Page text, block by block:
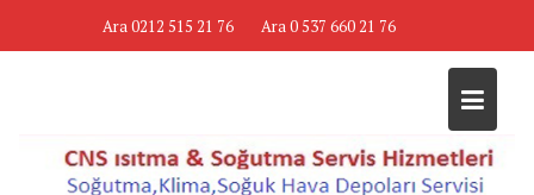
Ara 0212 515 21 76 Ara 0 537 660 21 76